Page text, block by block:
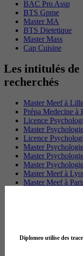
BAC Pro Assp
BTS Gpme
Master MA
BTS Dietetique
Master Mass
Cap Cuisine
Les intitulés
recherchés
Master Meef à
Prépa Medecine à
Licence
Master
Licence
Master
Master
Master
Master Meef à
Master Meef à
Master
BTS
Diplomeo utilise des